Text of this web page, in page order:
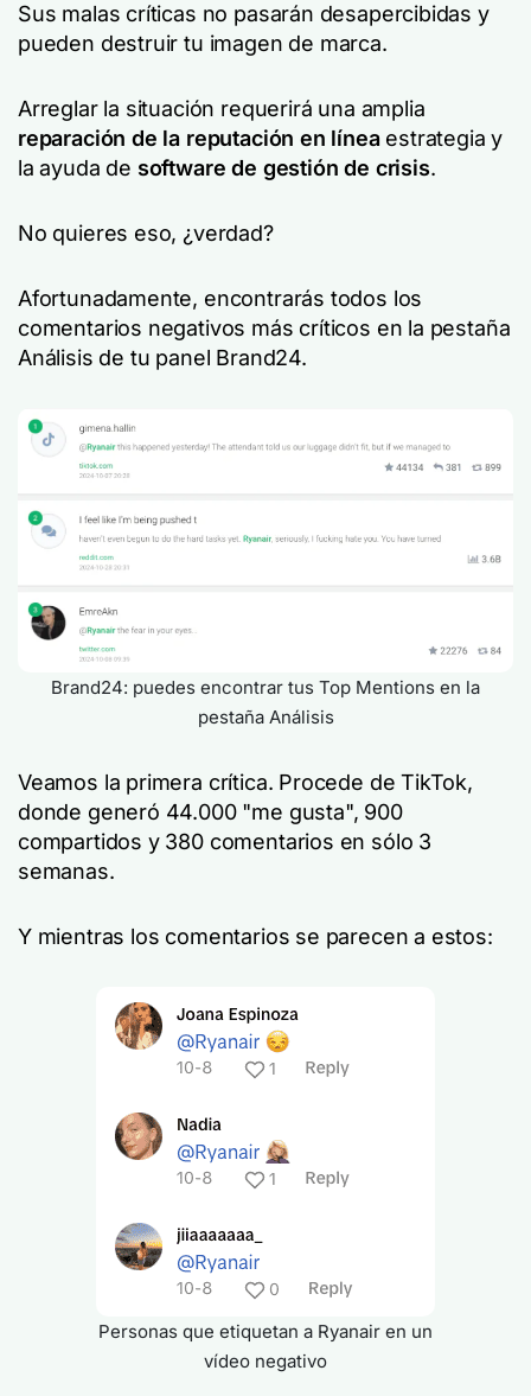
Sus malas críticas no pasarán desapercibidas y
pueden destruir tu imagen de marca.
Arreglar la situación requerirá una amplia
reparación de la reputación en líneaestrategia y
la ayuda de software de gestión de crisis.
No quieres eso, ¿verdad?
Afortunadamente, encontrarás todos los
comentarios negativos más críticos en la pestaña
Análisis de tu panel Brand24.
Brand24: puedes encontrar tus Top Mentions en la
pestaña Análisis
Veamos la primera crítica. Procede de TikTok,
donde generó 44.000 "me gusta", 900
compartidos y 380 comentarios en sólo 3
semanas.
Y mientras los comentarios se parecen a estos:
Personas que etiquetan a Ryanair en un
vídeo negativo